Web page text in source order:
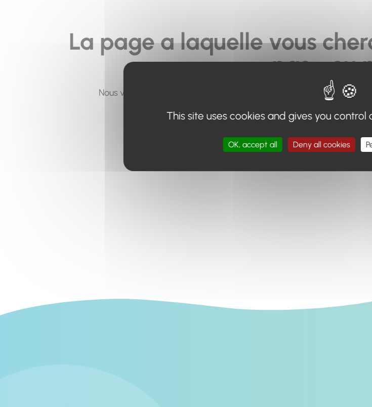
La page a laquelle vous
pas... ou
Nous vous invitons à utiliser le moteur de recherche en haut de
Retour à l'accueil
This site uses cookies and gives you
OK, accept all Deny all cookies